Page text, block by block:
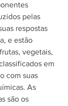
pelas
respostas
e estão
vegetais,
em
com suas
As
são os